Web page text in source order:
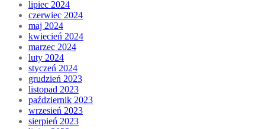
lipiec 2024
czerwiec 2024
maj 2024
kwiecień 2024
marzec 2024
luty 2024
styczeń 2024
grudzień 2023
listopad 2023
październik 2023
wrzesień 2023
sierpień 2023